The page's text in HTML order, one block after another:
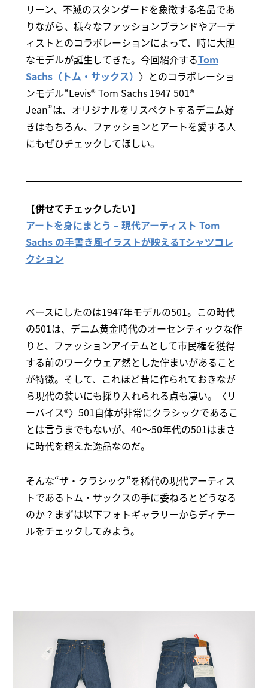
リーン、不滅のスタンダードを象徴する名品であ
りながら、様々なファッションブランドやアーテ
ィストとのコラボレーションによって、時に大胆
なモデルが誕生してきた。今回紹介するTom
Sachs（トム・サックス） 〉とのコラボレーショ
ンモデル“Levis® Tom Sachs 1947 501®
Jean”は、オリジナルをリスペクトするデニム好
きはもちろん、ファッションとアートを愛する人
にもぜひチェックしてほしい。
【併せてチェックしたい】
アートを身にまとう – 現代アーティスト Tom
Sachs の手書き風イラストが映えるTシャツコレ
クション
ベースにしたのは1947年モデルの501。この時代
の501は、デニム黄金時代のオーセンティックな作
りと、ファッションアイテムとして市民権を獲得
する前のワークウェア然とした佇まいがあること
が特徴。そして、これほど昔に作られておきなが
ら現代の装いにも採り入れられる点も凄い。〈リ
ーバイス®〉501自体が非常にクラシックであるこ
とは言うまでもないが、40～50年代の501はまさ
に時代を超えた逸品なのだ。
そんな“ザ・クラシック”を稀代の現代アーティス
トであるトム・サックスの手に委ねるとどうなる
のか？まずは以下フォトギャラリーからディテー
ルをチェックしてみよう。